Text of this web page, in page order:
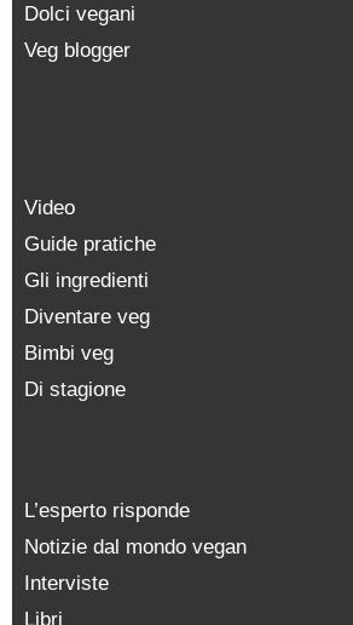
Dolci vegani
Veg blogger
Video
Guide pratiche
Gli ingredienti
Diventare veg
Bimbi veg
Di stagione
L’esperto risponde
Notizie dal mondo vegan
Interviste
Libri